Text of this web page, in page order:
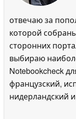
отвечаю за
которой
сторонних
выбираю
Notebookcheck
французский,
нидерландский